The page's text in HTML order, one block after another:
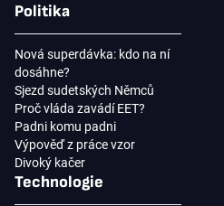
Politika
Nová superdávka: kdo na ní
dosáhne?
Sjezd sudetských Němců
Proč vláda zavádí EET?
Padni komu padni
Výpověď z práce vzor
Divoký kačer
Technologie